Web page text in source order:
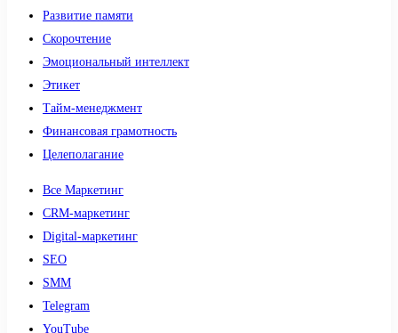
Развитие памяти
Скорочтение
Эмоциональный интеллект
Этикет
Тайм-менеджмент
Финансовая грамотность
Целеполагание
Все Маркетинг
CRM-маркетинг
Digital-маркетинг
SEO
SMM
Telegram
YouTube